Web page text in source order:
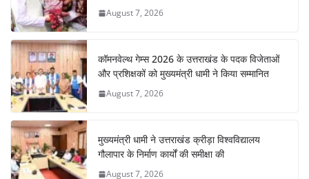
August 7, 2026
कॉमनवेल्थ गेम्स 2026 के उत्तराखंड के पदक विजेताओं
और प्रशिक्षकों को मुख्यमंत्री धामी ने किया सम्मानित
August 7, 2026
मुख्यमंत्री धामी ने उत्तराखंड क्रीड़ा विश्वविद्यालय
गौलापार के निर्माण कार्यों की समीक्षा की
August 7, 2026